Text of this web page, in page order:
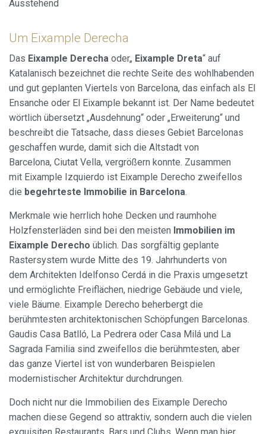
Ausstehend
Um Eixample Derecha
Das Eixample Derecha oder„ Eixample Dreta“ auf
Katalanisch bezeichnet die rechte Seite des wohlhabenden
und gut geplanten Viertels von Barcelona, das einfach als El
Ensanche oder El Eixample bekannt ist. Der Name bedeutet
wörtlich übersetzt „Ausdehnung“ oder „Erweiterung“ und
beschreibt die Tatsache, dass dieses Gebiet Barcelonas
geschaffen wurde, damit sich die Altstadt von
Barcelona, Ciutat Vella, vergrößern konnte. Zusammen
mit Eixample Izquierdo ist Eixample Derecho zweifellos
die begehrteste Immobilie in Barcelona.
Merkmale wie herrlich hohe Decken und raumhohe
Holzfensterläden sind bei den meisten Immobilien im
Eixample Derecho üblich. Das sorgfältig geplante
Rastersystem wurde Mitte des 19. Jahrhunderts von
dem Architekten Idelfonso Cerdá in die Praxis umgesetzt
und ermöglichte Freiflächen, niedrige Gebäude und viele,
viele Bäume. Eixample Derecho beherbergt die
berühmtesten architektonischen Schöpfungen Barcelonas.
Gaudis Casa Batlló, La Pedrera oder Casa Milá und La
Sagrada Familia sind zweifellos die berühmtesten, aber
das ganze Viertel ist von wunderbaren Beispielen
modernistischer Architektur durchdrungen.
Doch nicht nur die Immobilien des Eixample Derecho
machen diese Gegend so attraktiv, sondern auch die vielen
exquisiten Restaurants, Bars und Clubs. Wenn man hier
Diese Cookies werden verwendet, um Informationen über
Surfgewohnheiten zu speichern. Dank ihnen können wir
die Surfgewohnheiten auf der Website kennen und
Werbung in Bezug auf das Surfprofil des Benutzers
anzeigen.